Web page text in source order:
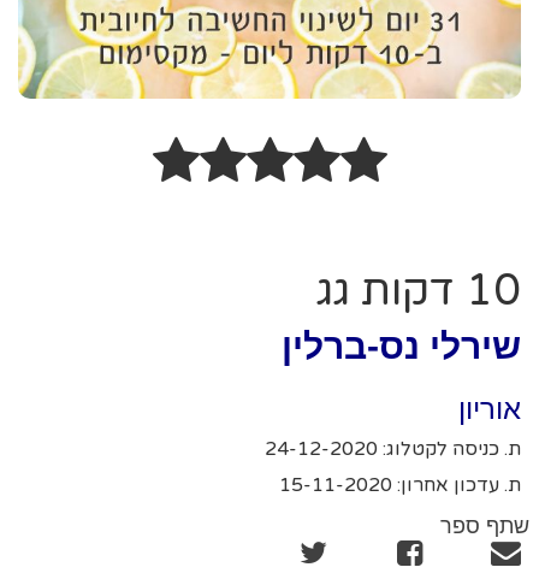
10 דקות גג
שירלי נס-ברלין
אוריון
ת. כניסה לקטלוג: 24-12-2020
ת. עדכון אחרון: 15-11-2020
שתף ספר